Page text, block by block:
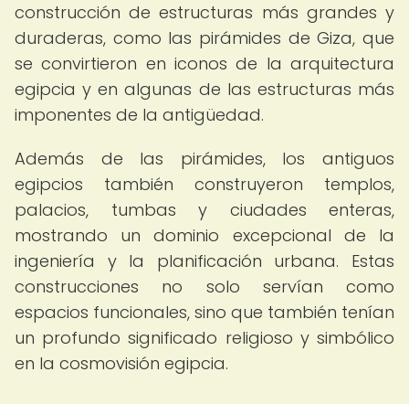
construcción de estructuras más grandes y
duraderas, como las pirámides de Giza, que
se convirtieron en iconos de la arquitectura
egipcia y en algunas de las estructuras más
imponentes de la antigüedad.
Además de las pirámides, los antiguos
egipcios también construyeron templos,
palacios, tumbas y ciudades enteras,
mostrando un dominio excepcional de la
ingeniería y la planificación urbana. Estas
construcciones no solo servían como
espacios funcionales, sino que también tenían
un profundo significado religioso y simbólico
en la cosmovisión egipcia.